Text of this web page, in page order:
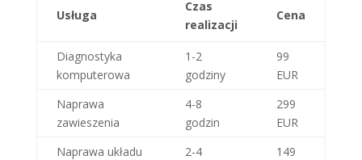
Usługa
Czas
realizacji
Cena
Diagnostyka
komputerowa
1-2
godziny
99
EUR
Naprawa
zawieszenia
4-8
godzin
299
EUR
Naprawa układu
2-4
149